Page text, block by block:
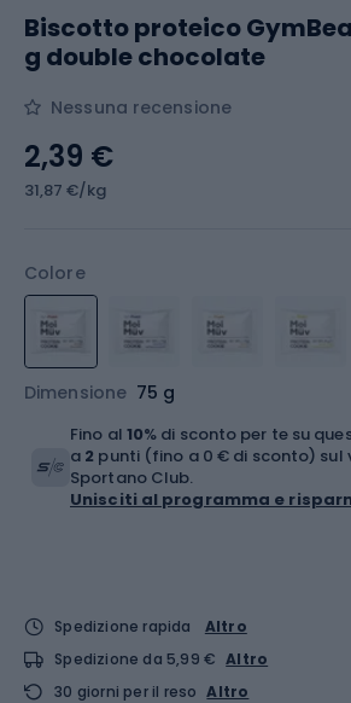
Biscotto proteico
g double chocolate
Nessuna recensione
Colore
Dimensione 75 g
2,39 €
31,87 €/kg
Fino al 10% di sconto per te su
a 2 punti (fino a 0 € di sconto) sul
Sportano Club.
Unisciti al programma e
Spedizione rapida
Altro
Spedizione da 5,99 € Altro
30 giorni per il reso Altro